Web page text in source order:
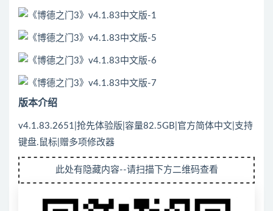
版本介绍
v4.1.83.2651|抢先体验版|容量82.5GB|官方简体中文|支持
键盘.鼠标|赠多项修改器
此处有隐藏内容--请扫描下方二维码查看